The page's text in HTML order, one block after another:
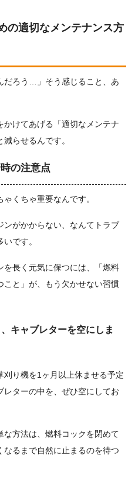
の適切なメンテナンス方
だろう…」そう感じること、あ
けてあげる「適切なメンテナ
らせるんです。
の注意点
くちゃ重要なんです。
ンがかからない、なんてトラブ
です。
長く元気に保つには、「燃料
こと」が、もう欠かせない習慣
キャブレターを空にしま
刈り機を1ヶ月以上休ませる予定
ターの中を、ぜひ空にしてお
方法は、燃料コックを閉めて
るまで自然に止まるのを待つ